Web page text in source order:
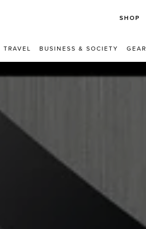
SHOP
TRAVEL BUSINESS & SOCIETY GEAR